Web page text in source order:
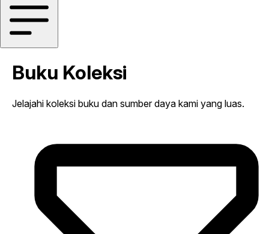
Buku Koleksi
Jelajahi koleksi buku dan sumber daya kami yang luas.